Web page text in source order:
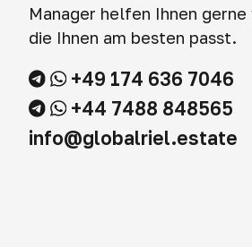
Manager helfen Ihnen
die Ihnen am besten passt.
+49 174 636 7046
+44 7488 848565
info@globalriel.estate